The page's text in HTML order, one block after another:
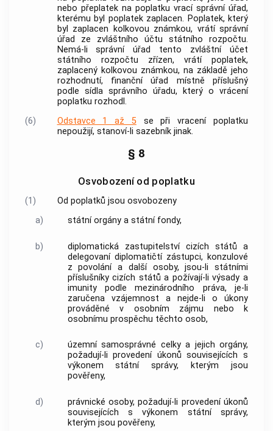
nebo přeplatek na poplatku vrací správní úřad,
kterému byl poplatekzaplacen. Poplatek, který
byl zaplacen kolkovou známkou, vrátí správní
úřad ze zvláštního účtu státního rozpočtu.
Nemá-li správní úřad tento zvláštní účet
státního rozpočtu zřízen, vrátí poplatek,
zaplacený kolkovou známkou, na základě jeho
rozhodnutí, finanční úřad místně příslušný
podle sídla správního úřadu, který o vrácení
poplatku rozhodl.
(6)
Odstavce 1 až 5se při vracenípoplatku
nepoužijí, stanoví-li sazebníkjinak.
§ 8
Osvobození od poplatku
(1) Od poplatků jsou osvobozeny
a)
státní orgány a státní fondy,
b)
diplomatická zastupitelství cizích států a
delegovaní diplomatičtí zástupci, konzulové
z povolání a další osoby, jsou-li státními
příslušníky cizích států a požívají-li výsady a
imunity podle mezinárodního práva, je-li
zaručena vzájemnost a nejde-li o úkony
prováděné v osobním zájmu nebo k
osobnímu prospěchu těchto osob,
c)
územní samosprávné celky a jejich orgány,
požadují-li provedení úkonů souvisejících s
výkonem státní správy, kterým jsou
pověřeny,
d) právnické osoby, požadují-li provedení úkonů
souvisejících s výkonem státní správy,
kterým jsou pověřeny,